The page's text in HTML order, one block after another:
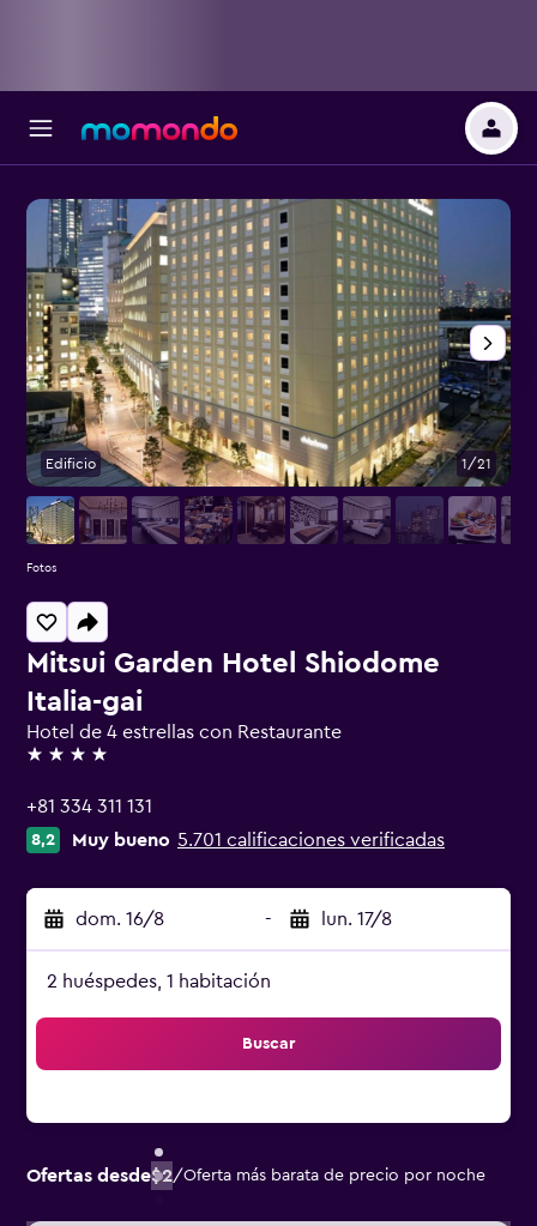
Mitsui Garden Hotel Shiodome
Italia-gai
Hotel de 4 estrellas con Restaurante
4 estrellas
+81 334 311 131
8,2 Muy bueno 5.701 calificaciones verificadas
dom. 16/8 - lun. 17/8
2 huéspedes, 1 habitación
Buscar
Ofertas desde$2/Oferta más barata de precio por noche
Edificio 1/21
Fotos